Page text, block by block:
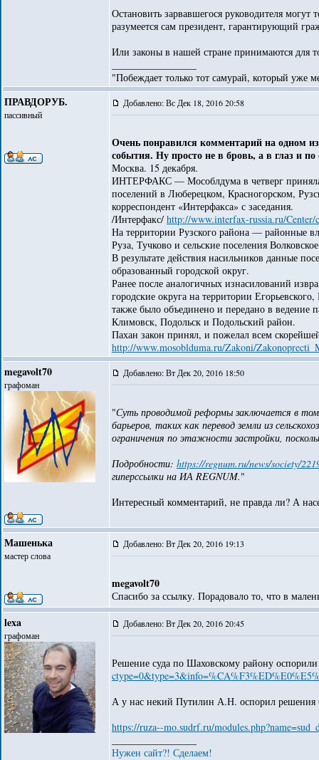
Остановить зарвавшегося руководителя
разумеется сам президент, гарантирующий
Или законы в нашей стране принимаются для
"Побеждает только тот самурай, который уже
ПРАВДОРУБ.
пассивный
Добавлено: Вс Дек 18, 2016 20:58
Очень понравился комментарий на одном
события. Ну просто не в бровь, а в глаз и
Москва. 15 декабря.
ИНТЕРФАКС — Мособлдума в четверг приняла
поселений в Люберецком, Красногорском,
корреспондент «Интерфакса» с заседания.
/Интерфакс/ http://www.interfax-russia.ru/Center/
На территории Рузского района — районные
Руза, Тучково и сельские поселения
В результате действия насильников данные
образованный городской округ.
Ранее после аналогичных изнасилований
городские округа на территории
также было объединено и передано в
Климовск, Подольск и Подольский район.
Пахан закон принял, и пожелал всем
http://www.mosoblduma.ru/Zakoni/
megavolt70
графоман
Добавлено: Вт Дек 20, 2016 18:50
"Суть проводимой реформы заключается в
барьеров, таких как перевод земли из
ограничения по этажности застройки,
Подробности: https://regnum.ru/news/society/
гиперссылки на ИА REGNUM."
Интересный комментарий, не правда ли? А
Машенька
мастер слова
Добавлено: Вт Дек 20, 2016 19:13
megavolt70
Спасибо за ссылку. Порадовало то, что в
lexa
графоман
Добавлено: Вт Дек 20, 2016 20:45
Решение суда по Шаховскому району
А у нас некий Путилин А.Н. оспорил решения
https://ruza--mo.sudrf.ru/
Нужен сайт?! Сделаем!